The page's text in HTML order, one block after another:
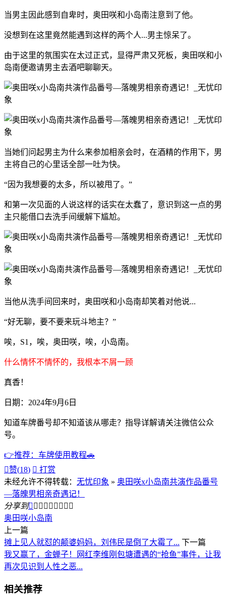
当男主因此感到自卑时，奥田咲和小岛南注意到了他。
没想到在这里竟然能遇到这样的两个人...男主惊呆了。
由于这里的氛围实在太过正式，显得严肃又死板，奥田咲和小
岛南便邀请男主去酒吧聊聊天。
当她们问起男主为什么来参加相亲会时，在酒精的作用下，男
主将自己的心里话全部一吐为快。
“因为我想要的太多，所以被甩了。”
和第一次见面的人说这样的话实在太蠢了，意识到这一点的男
主只能借口去洗手间缓解下尴尬。
当他从洗手间回来时，奥田咲和小岛南却笑着对他说...
“好无聊，要不要来玩斗地主？”
唉，S1，唉，奥田咲，唉，小岛南。
什么情怀不情怀的，我根本不屑一顾
真香！
日期：2024年9月6日
知道车牌番号却不知道该从哪走？指导详解请关注微信公众
号。
👉推荐：车牌使用教程🚗
赞(18)  打赏
未经允许不得转载： 无忧印象 » 奥田咲x小岛南共演作品番号
—落魄男相亲奇遇记！
分享到        
奥田咲小岛南
上一篇
摊上见人就怼的颠婆妈妈，刘伟民是倒了大霉了... 下一篇
我又赢了，金蝉子！网红李维刚包塘遭遇的“抢鱼”事件，让我
再次见识到人性之恶...
相关推荐